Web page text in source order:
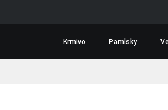
Krmivo Pamlsky